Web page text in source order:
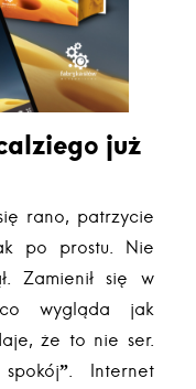
już
rano, patrzycie
po prostu. Nie
Zamienił się w
co wygląda jak
że to nie ser.
Internet